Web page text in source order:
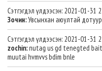
Сэтгэгдэл үлдээсэн: 2021-01-31
Зочин:Увсынхан аюултай
Сэтгэгдэл үлдээсэн: 2021-01-31
zochin:nutag us gd tenegted
muutai hvmvvs bdim bnle